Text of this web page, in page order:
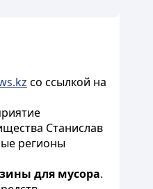
со ссылкой на
Станислав
регионы
для мусора.